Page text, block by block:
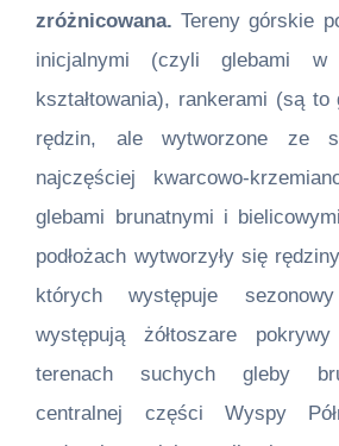
zróżnicowana. Tereny górskie
inicjalnymi (czyli glebami w
kształtowania), rankerami (są to
rędzin, ale wytworzone ze
najczęściej kwarcowo-
glebami brunatnymi i
podłożach wytworzyły się
których występuje
występują żółtoszare
terenach suchych gleby
centralnej części Wyspy